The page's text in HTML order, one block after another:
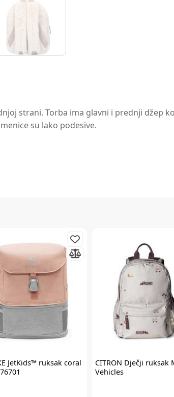
strani. Torba ima glavni i prednji džep
su lako podesive.
JetKids™ ruksak coral
CITRON Dječji ruksak
Vehicles
Prijavite se na
newsletter
i iskoristite
7% popusta
primati newsletter